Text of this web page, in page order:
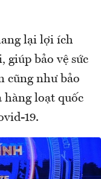
lại lợi ích
giúp bảo vệ sức
cũng như bảo
hàng loạt quốc
19.